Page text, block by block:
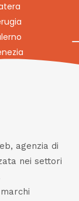
agenzia di
nei settori